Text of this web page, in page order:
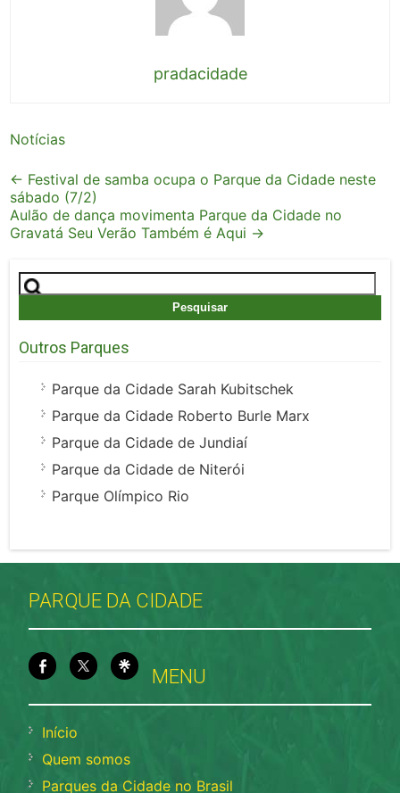
pradacidade
Notícias
Post
navigation
← Festival de samba ocupa o Parque da Cidade neste
sábado (7/2)
Aulão de dança movimenta Parque da Cidade no
Gravatá Seu Verão Também é Aqui →
Pesquisar
por:
Outros Parques
Parque da Cidade Sarah Kubitschek
Parque da Cidade Roberto Burle Marx
Parque da Cidade de Jundiaí
Parque da Cidade de Niterói
Parque Olímpico Rio
PARQUE DA CIDADE
MENU
Início
Quem somos
Parques da Cidade no Brasil